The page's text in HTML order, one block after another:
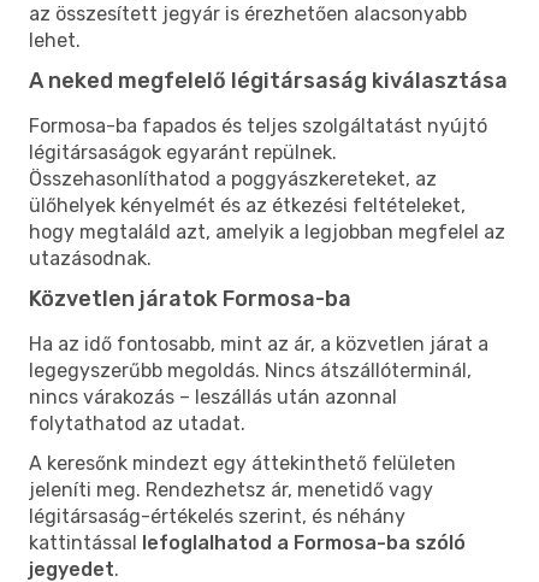
az összesített jegyár is érezhetően alacsonyabb
lehet.
A neked megfelelő légitársaság kiválasztása
Formosa-ba fapados és teljes szolgáltatást nyújtó
légitársaságok egyaránt repülnek.
Összehasonlíthatod a poggyászkereteket, az
ülőhelyek kényelmét és az étkezési feltételeket,
hogy megtaláld azt, amelyik a legjobban megfelel az
utazásodnak.
Közvetlen járatok Formosa-ba
Ha az idő fontosabb, mint az ár, a közvetlen járat a
legegyszerűbb megoldás. Nincs átszállóterminál,
nincs várakozás – leszállás után azonnal
folytathatod az utadat.
A keresőnk mindezt egy áttekinthető felületen
jeleníti meg. Rendezhetsz ár, menetidő vagy
légitársaság-értékelés szerint, és néhány
kattintással lefoglalhatod a Formosa-ba szóló
jegyedet.